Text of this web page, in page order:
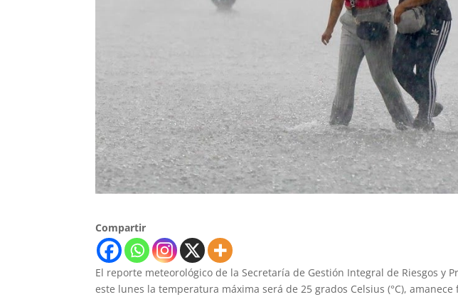
Compartir
El reporte meteorológico de la Secretaría de Gestión Integral de Riesgos y
este lunes la temperatura máxima será de 25 grados Celsius (°C),